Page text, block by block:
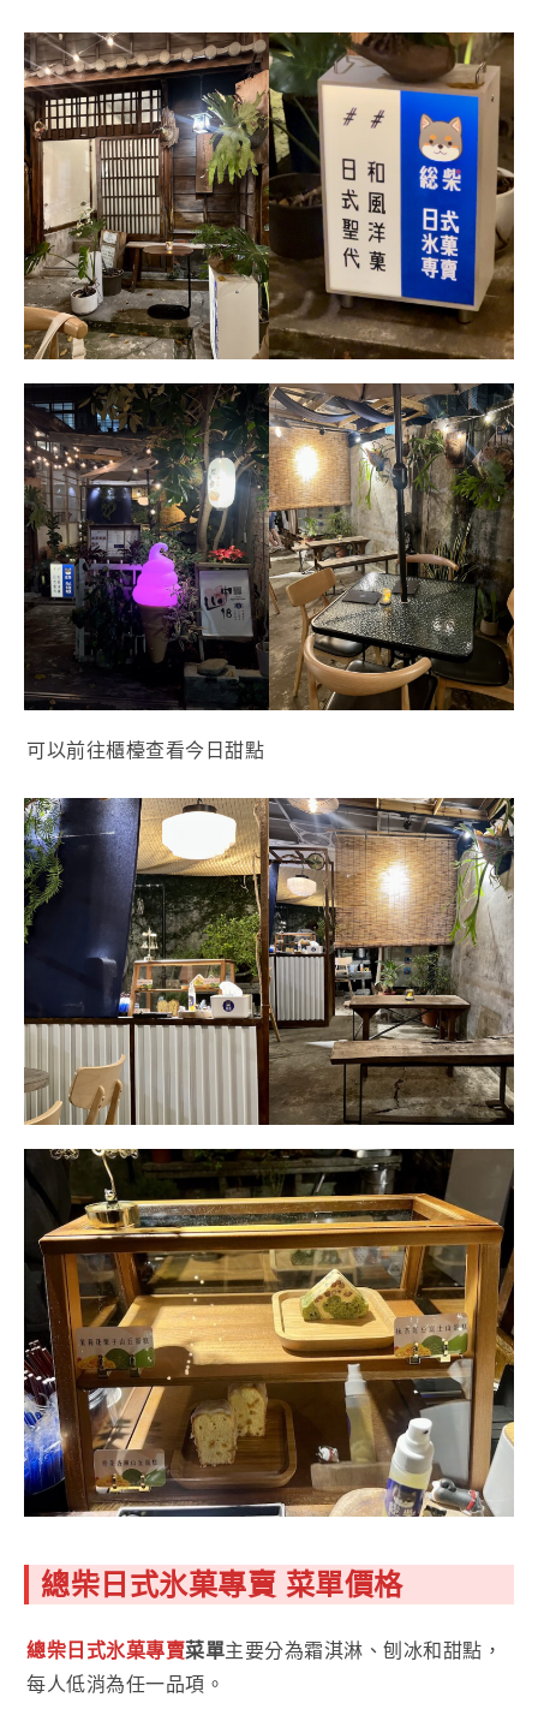
可以前往櫃檯查看今日甜點
總柴日式氷菓專賣 菜單價格
總柴日式氷菓專賣菜單主要分為霜淇淋、刨冰和甜點，
每人低消為任一品項。